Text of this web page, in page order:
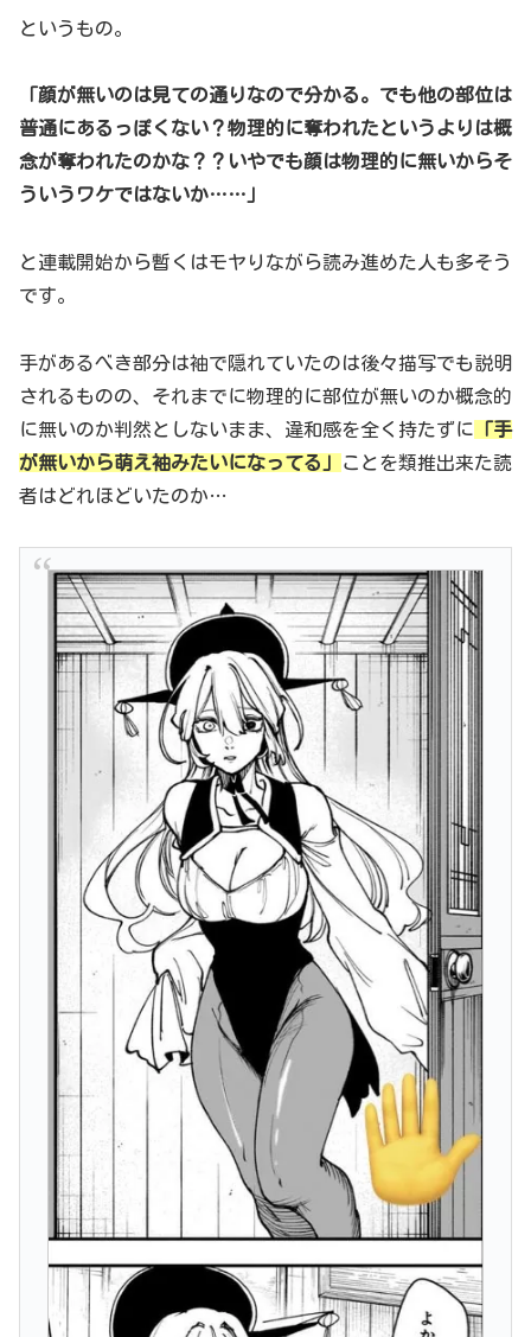
というもの。
「顔が無いのは見ての通りなので分かる。でも他の部位は
普通にあるっぽくない？物理的に奪われたというよりは概
念が奪われたのかな？？いやでも顔は物理的に無いからそ
ういうワケではないか……
と連載開始から暫くはモヤりながら読み進めた人も多そう
です。
手があるべき部分は袖で隠れていたのは後々描写でも説明
されるものの、それまでに物理的に部位が無いのか概念的
に無いのか判然としないまま、違和感を全く持たずに 「手
が無いから萌え袖みたいになってる」
ことを類推出来た読
者はどれほどいたのか…